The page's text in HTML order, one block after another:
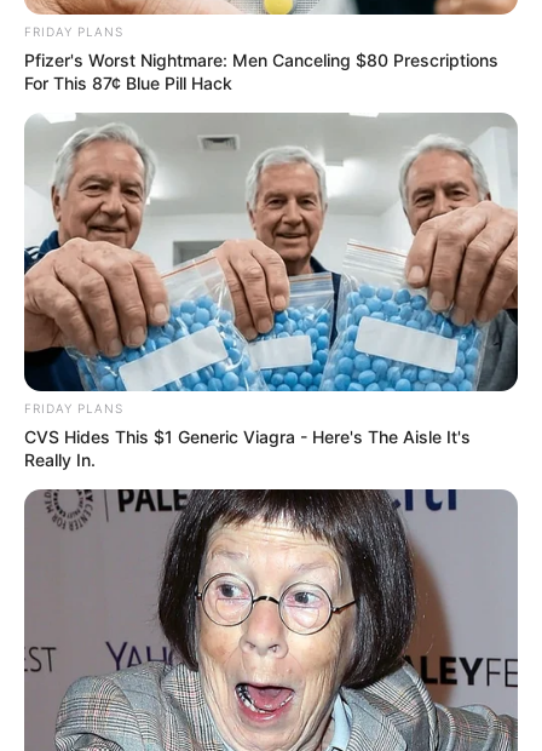
FRIDAY PLANS
Pfizer's Worst Nightmare: Men Canceling $80 Prescriptions
For This 87¢ Blue Pill Hack
FRIDAY PLANS
CVS Hides This $1 Generic Viagra - Here's The Aisle It's
Really In.